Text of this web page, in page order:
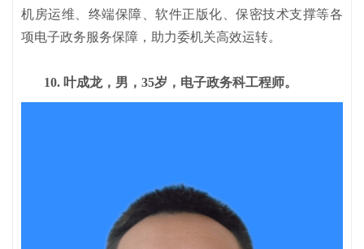
机房运维、终端保障、软件正版化、保密技术支撑等各
项电子政务服务保障，助力委机关高效运转。
10. 叶成龙，男，35岁，电子政务科工程师。